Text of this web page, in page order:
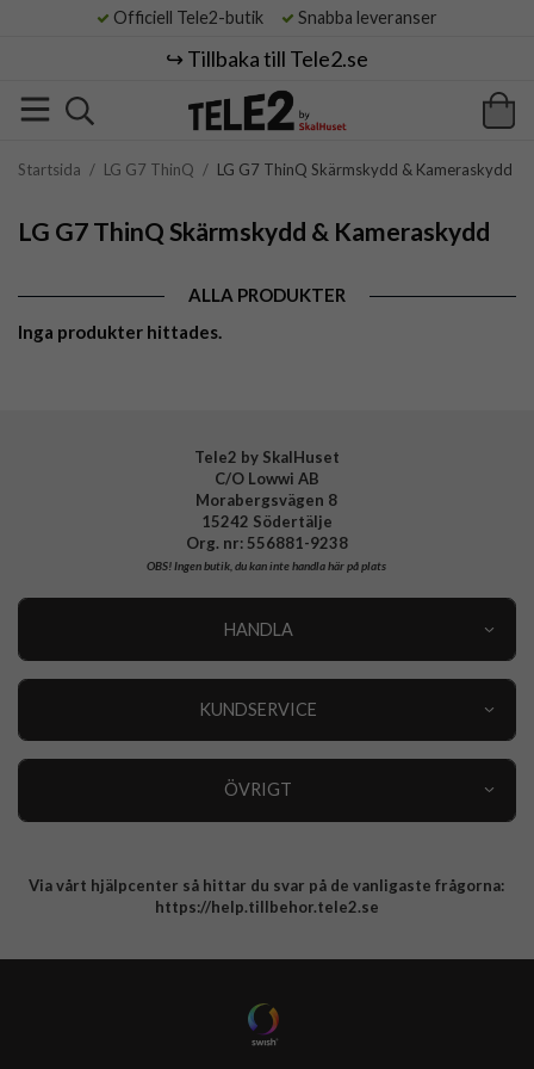
Officiell Tele2-butik Snabba leveranser
↪️ Tillbaka till Tele2.se
Startsida / LG G7 ThinQ / LG G7 ThinQ Skärmskydd & Kameraskydd
LG G7 ThinQ Skärmskydd & Kameraskydd
ALLA PRODUKTER
Inga produkter hittades.
Tele2 by SkalHuset
C/O Lowwi AB
Morabergsvägen 8
15242 Södertälje
Org. nr: 556881-9238
OBS!Ingen butik, du kan inte handla här på plats
HANDLA
KUNDSERVICE
ÖVRIGT
Integritetspolicy
Via vårt hjälpcenter så hittar du svar på de vanligaste frågorna:
https://help.tillbehor.tele2.se